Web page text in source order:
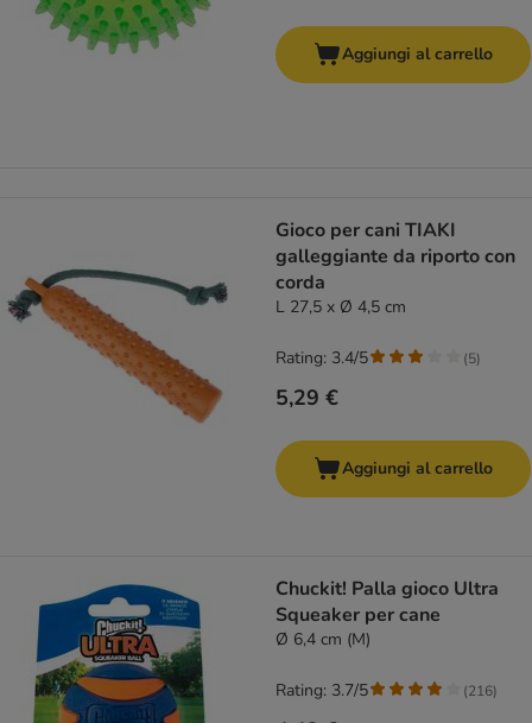
Aggiungi al carrello
Gioco per cani TIAKI
galleggiante da riporto con
corda
L 27,5 x Ø 4,5 cm
5,29 €
Rating: 3.4/5 (5)
Aggiungi al carrello
Chuckit! Palla gioco Ultra
Squeaker per cane
Ø 6,4 cm (M)
Rating: 3.7/5 (216)